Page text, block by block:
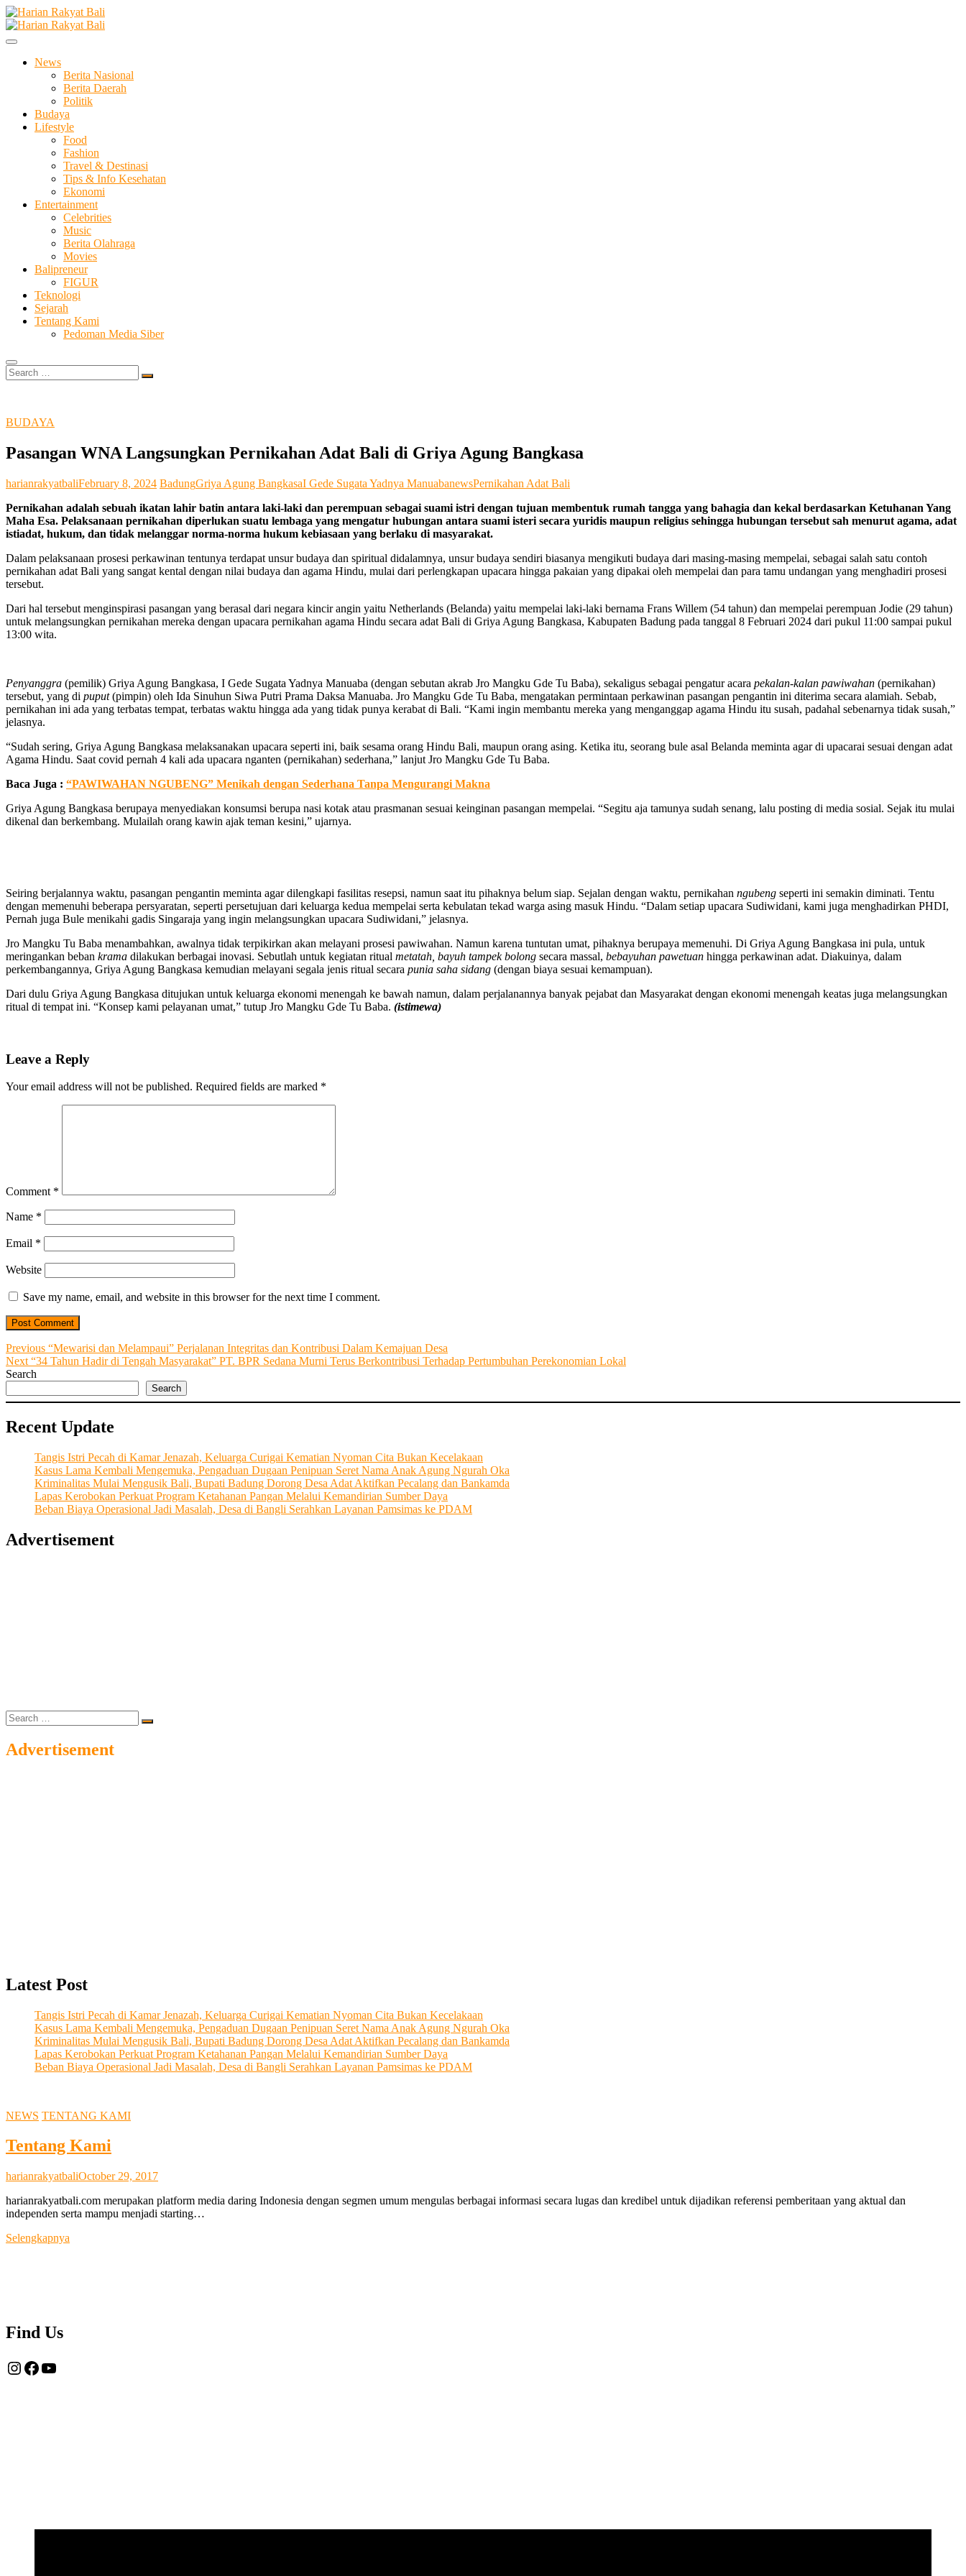
Skip
to
content
Harian Rakyat Bali
Membangun Semangat Kehidupan dan Berbangsa
News
Berita Nasional
Berita Daerah
Politik
Budaya
Lifestyle
Food
Fashion
Travel & Destinasi
Tips & Info Kesehatan
Ekonomi
Entertainment
Celebrities
Music
Berita Olahraga
Movies
Balipreneur
FIGUR
Teknologi
Sejarah
Tentang Kami
Pedoman Media Siber
Search
…
BUDAYA
Pasangan WNA Langsungkan Pernikahan Adat Bali di Griya Agung Bangkasa
harianrakyatbaliFebruary 8, 2024 BadungGriya Agung BangkasaI Gede Sugata Yadnya ManuabanewsPernikahan Adat Bali
Pernikahan adalah sebuah ikatan lahir batin antara laki-laki dan perempuan sebagai suami istri dengan tujuan membentuk rumah tangga yang bahagia dan kekal berdasarkan Ketuhanan Yang
Maha Esa. Pelaksanaan pernikahan diperlukan suatu lembaga yang mengatur hubungan antara suami isteri secara yuridis maupun religius sehingga hubungan tersebut sah menurut agama, adat
istiadat, hukum, dan tidak melanggar norma-norma hukum kebiasaan yang berlaku di masyarakat.
Dalam pelaksanaan prosesi perkawinan tentunya terdapat unsur budaya dan spiritual didalamnya, unsur budaya sendiri biasanya mengikuti budaya dari masing-masing mempelai, sebagai salah satu contoh
pernikahan adat Bali yang sangat kental dengan nilai budaya dan agama Hindu, mulai dari perlengkapan upacara hingga pakaian yang dipakai oleh mempelai dan para tamu undangan yang menghadiri prosesi
tersebut.
Dari hal tersebut menginspirasi pasangan yang berasal dari negara kincir angin yaitu Netherlands (Belanda) yaitu mempelai laki-laki bernama Frans Willem (54 tahun) dan mempelai perempuan Jodie (29 tahun)
untuk melangsungkan pernikahan mereka dengan upacara pernikahan agama Hindu secara adat Bali di Griya Agung Bangkasa, Kabupaten Badung pada tanggal 8 Februari 2024 dari pukul 11:00 sampai pukul
13:00 wita.
Penyanggra (pemilik) Griya Agung Bangkasa, I Gede Sugata Yadnya Manuaba (dengan sebutan akrab Jro Mangku Gde Tu Baba), sekaligus sebagai pengatur acara pekalan-kalan pawiwahan (pernikahan)
tersebut, yang di puput(pimpin) oleh Ida Sinuhun Siwa Putri Prama Daksa Manuaba. Jro Mangku Gde Tu Baba, mengatakan permintaan perkawinan pasangan pengantin ini diterima secara alamiah. Sebab,
pernikahan ini ada yang terbatas tempat, terbatas waktu hingga ada yang tidak punya kerabat di Bali. “Kami ingin membantu mereka yang menganggap agama Hindu itu susah, padahal sebenarnya tidak susah,”
jelasnya.
“Sudah sering, Griya Agung Bangkasa melaksanakan upacara seperti ini, baik sesama orang Hindu Bali, maupun orang asing. Ketika itu, seorang bule asal Belanda meminta agar di upacarai sesuai dengan adat
Agama Hindu. Saat covid pernah 4 kali ada upacara nganten (pernikahan) sederhana,” lanjut Jro Mangku Gde Tu Baba.
Baca Juga : “PAWIWAHAN NGUBENG” Menikah dengan Sederhana Tanpa Mengurangi Makna
Griya Agung Bangkasa berupaya menyediakan konsumsi berupa nasi kotak atau prasmanan sesuai keinginan pasangan mempelai. “Segitu aja tamunya sudah senang, lalu posting di media sosial. Sejak itu mulai
dikenal dan berkembang. Mulailah orang kawin ajak teman kesini,” ujarnya.
Seiring berjalannya waktu, pasangan pengantin meminta agar dilengkapi fasilitas resepsi, namun saat itu pihaknya belum siap. Sejalan dengan waktu, pernikahan ngubeng seperti ini semakin diminati. Tentu
dengan memenuhi beberapa persyaratan, seperti persetujuan dari keluarga kedua mempelai serta kebulatan tekad warga asing masuk Hindu. “Dalam setiap upacara Sudiwidani, kami juga menghadirkan PHDI,
Pernah juga Bule menikahi gadis Singaraja yang ingin melangsungkan upacara Sudiwidani,” jelasnya.
Jro Mangku Tu Baba menambahkan, awalnya tidak terpikirkan akan melayani prosesi pawiwahan. Namun karena tuntutan umat, pihaknya berupaya memenuhi. Di Griya Agung Bangkasa ini pula, untuk
meringankan beban krama dilakukan berbagai inovasi. Sebutlah untuk kegiatan ritual metatah, bayuh tampek bolong secara massal, bebayuhan pawetuan hingga perkawinan adat. Diakuinya, dalam
perkembangannya, Griya Agung Bangkasa kemudian melayani segala jenis ritual secara punia saha sidang (dengan biaya sesuai kemampuan).
Dari dulu Griya Agung Bangkasa ditujukan untuk keluarga ekonomi menengah ke bawah namun, dalam perjalanannya banyak pejabat dan Masyarakat dengan ekonomi menengah keatas juga melangsungkan
ritual di tempat ini. “Konsep kami pelayanan umat,” tutup Jro Mangku Gde Tu Baba. (istimewa)
Leave a Reply
Your email address will not be published. Required fields are marked *
Comment *
Name *
Email *
Website
Save my name, email, and website in this browser for the next time I comment.
Post
navigation
Previous Previous
post:
“Mewarisi dan Melampaui” Perjalanan Integritas dan Kontribusi Dalam Kemajuan Desa
Next Next
post:
“34 Tahun Hadir di Tengah Masyarakat” PT. BPR Sedana Murni Terus Berkontribusi Terhadap Pertumbuhan Perekonomian Lokal
Search
Search
Recent Update
Tangis Istri Pecah di Kamar Jenazah, Keluarga Curigai Kematian Nyoman Cita Bukan Kecelakaan
Kasus Lama Kembali Mengemuka, Pengaduan Dugaan Penipuan Seret Nama Anak Agung Ngurah Oka
Kriminalitas Mulai Mengusik Bali, Bupati Badung Dorong Desa Adat Aktifkan Pecalang dan Bankamda
Lapas Kerobokan Perkuat Program Ketahanan Pangan Melalui Kemandirian Sumber Daya
Beban Biaya Operasional Jadi Masalah, Desa di Bangli Serahkan Layanan Pamsimas ke PDAM
Advertisement
Search
…
Advertisement
Latest Post
Tangis Istri Pecah di Kamar Jenazah, Keluarga Curigai Kematian Nyoman Cita Bukan Kecelakaan
Kasus Lama Kembali Mengemuka, Pengaduan Dugaan Penipuan Seret Nama Anak Agung Ngurah Oka
Kriminalitas Mulai Mengusik Bali, Bupati Badung Dorong Desa Adat Aktifkan Pecalang dan Bankamda
Lapas Kerobokan Perkuat Program Ketahanan Pangan Melalui Kemandirian Sumber Daya
Beban Biaya Operasional Jadi Masalah, Desa di Bangli Serahkan Layanan Pamsimas ke PDAM
NEWS TENTANG KAMI
Tentang Kami
harianrakyatbaliOctober 29, 2017
harianrakyatbali.com merupakan platform media daring Indonesia dengan segmen umum mengulas berbagai informasi secara lugas dan kredibel untuk dijadikan referensi pemberitaan yang aktual dan
independen serta mampu menjadi starting…
Selengkapnya
Find Us
Instagram
Facebook
YouTube